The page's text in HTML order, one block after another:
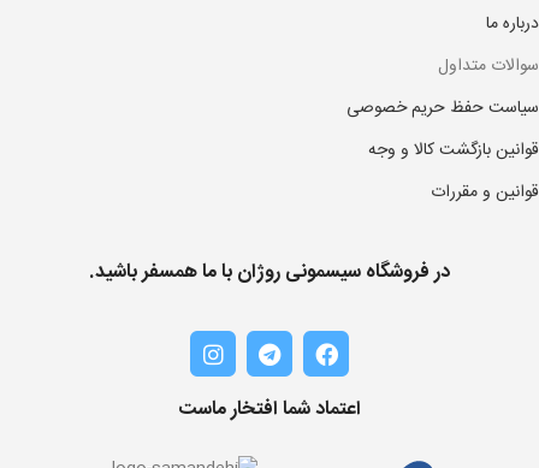
درباره ما
سوالات متداول
سیاست حفظ حریم خصوصی
قوانین بازگشت کالا و وجه
قوانین و مقررات
در فروشگاه سیسمونی روژان با ما همسفر باشید.
اعتماد شما افتخار ماست